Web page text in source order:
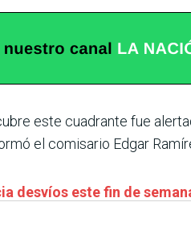
este cuadrante fue
el comisario Edgar
desvíos este fin de